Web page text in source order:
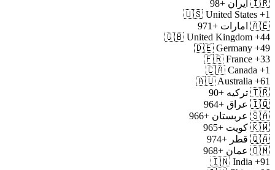
🇮🇷 ایران +98
🇺🇸 United States +1
🇦🇪 امارات +971
🇬🇧 United Kingdom +44
🇩🇪 Germany +49
🇫🇷 France +33
🇨🇦 Canada +1
🇦🇺 Australia +61
🇹🇷 ترکیه +90
🇮🇶 عراق +964
🇸🇦 عربستان +966
🇰🇼 کویت +965
🇶🇦 قطر +974
🇴🇲 عمان +968
🇮🇳 India +91